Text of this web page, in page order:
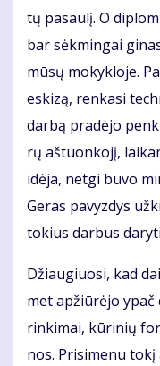
tų pa­sau­lį. O
bar sėk­min­gai
mū­sų mo­kyk­lo­je.
es­ki­zą, ren­ka­si
dar­bą pradėjo
rų aš­tuon­ko­jį,
idė­ja, net­gi bu­vo
Ge­ras pa­vyz­dys
tokius darbus
Džiau­giuo­si, kad
met ap­žiū­rė­jo ypač
rin­ki­mai, kū­ri­nių
nos. Pri­si­me­nu